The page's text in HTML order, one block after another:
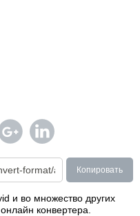
Копировать
и во множество других
конвертера.